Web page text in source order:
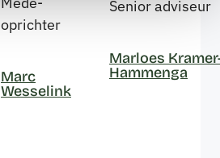
oprichter
Marc
Wesselink
Senior adviseur
Marloes
Hammenga